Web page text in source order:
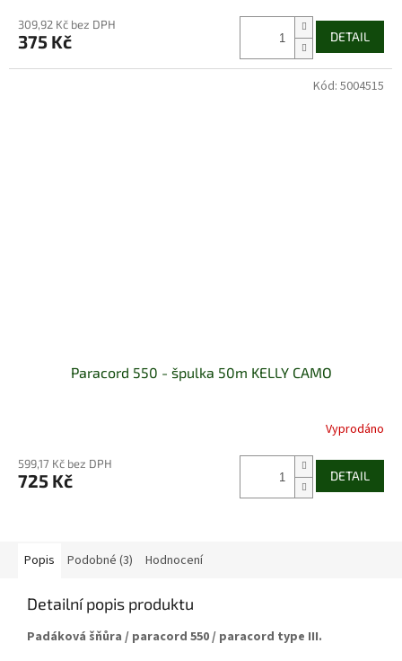
309,92 Kč bez DPH
375 Kč DETAIL
Paracord 550 - špulka 50m KELLY CAMO
Vyprodáno
599,17 Kč bez DPH
725 Kč DETAIL
Kód: 5004515
Popis Podobné (3) Hodnocení
Detailní popis produktu
Padáková šňůra / paracord 550 / paracord type III.